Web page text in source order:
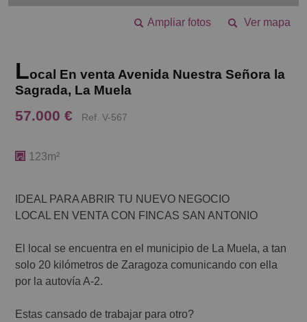
Ver mapa
Ampliar fotos
Local En venta Avenida Nuestra Señora la
Sagrada, La Muela
57.000 € Ref. V-567
123m²
IDEAL PARA ABRIR TU NUEVO NEGOCIO
LOCAL EN VENTA CON FINCAS SAN ANTONIO
El local se encuentra en el municipio de La Muela, a tan
solo 20 kilómetros de Zaragoza comunicando con ella
por la autovía A-2.
Estas cansado de trabajar para otro?